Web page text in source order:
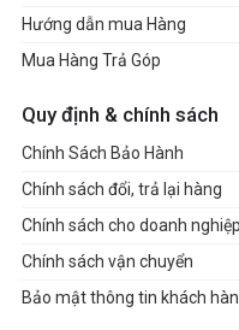
Hướng dẫn mua Hàng
Mua Hàng Trả Góp
Quy định & chính sách
Chính Sách Bảo Hành
Chính sách đổi, trả lại hàng
Chính sách cho doanh nghiệp
Chính sách vận chuyển
Bảo mật thông tin khách